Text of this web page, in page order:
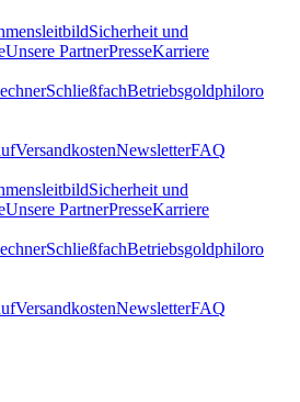
Sicherheit und
Unsere PartnerPresseKarriere
SchließfachBetriebsgoldphiloro
VersandkostenNewsletterFAQ
Sicherheit und
Unsere PartnerPresseKarriere
SchließfachBetriebsgoldphiloro
VersandkostenNewsletterFAQ